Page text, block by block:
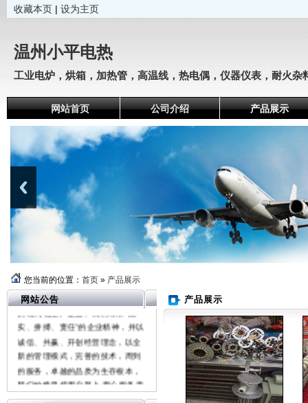
收藏本页 | 设为主页
温州小平电热
工业电炉，烘箱，加热管，高温线，热电偶，仪器仪表，耐火
网站首页 公司介绍 产品展示
人才招聘
您当前的位置： 首页 » 产品展示
网站公告
温州小平电热位于温州国际机电城
A6幢114号。专业从事于工业电
炉，烘箱，加热管，高温线，热电
偶，仪器仪表，耐火杂料，商用厨
具，开水器，蒸饭机，压锌专用31
6L加热管，公司自创建以来，通过
不懈努力、不断创新、锐意进取的
精神，逐步壮大成具有雄厚技术力
量、先进生产设备、高精检测仪器
实、拼搏、责任”的企业精神，并以
诚信、共赢、开创经营理念，以全
新的管理模式，完善的技术，周到
的服务，卓越的品质为生存根本，
我们始终坚持用户至上 用心服务于
产品展示